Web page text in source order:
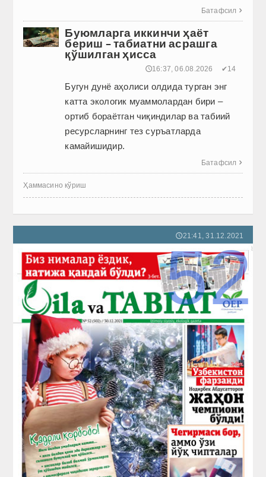
Батафсил 
Буюмларга иккинчи ҳаёт
бериш – табиатни асрашга
қўшилган ҳисса
🕔16:37, 06.08.2026 ✔14
Бугун дунё аҳолиси олдида турган энг
катта экологик муаммолардан бири –
ортиб бораётган чиқиндилар ва табиий
ресурсларнинг тез суръатларда
камайишидир.
Батафсил 
Ҳаммасино кўриш
🕔21:41, 31.12.2021
52